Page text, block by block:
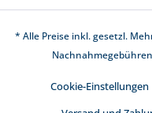
* Alle Preise inkl. gesetzl.
Cookie-Einstellungen